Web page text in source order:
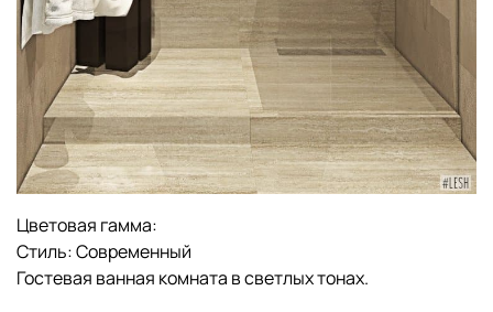
Цветовая гамма:
Стиль:Современный
Гостевая ванная комната в светлых тонах.